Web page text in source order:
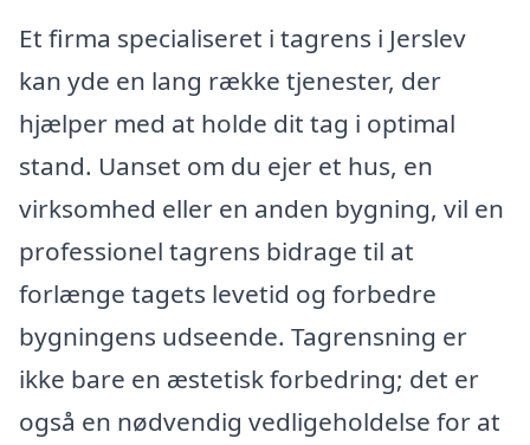
Et firma specialiseret i tagrens i Jerslev
kan yde en lang række tjenester, der
hjælper med at holde dit tag i optimal
stand. Uanset om du ejer et hus, en
virksomhed eller en anden bygning, vil en
professionel tagrens bidrage til at
forlænge tagets levetid og forbedre
bygningens udseende. Tagrensning er
ikke bare en æstetisk forbedring; det er
også en nødvendig vedligeholdelse for at